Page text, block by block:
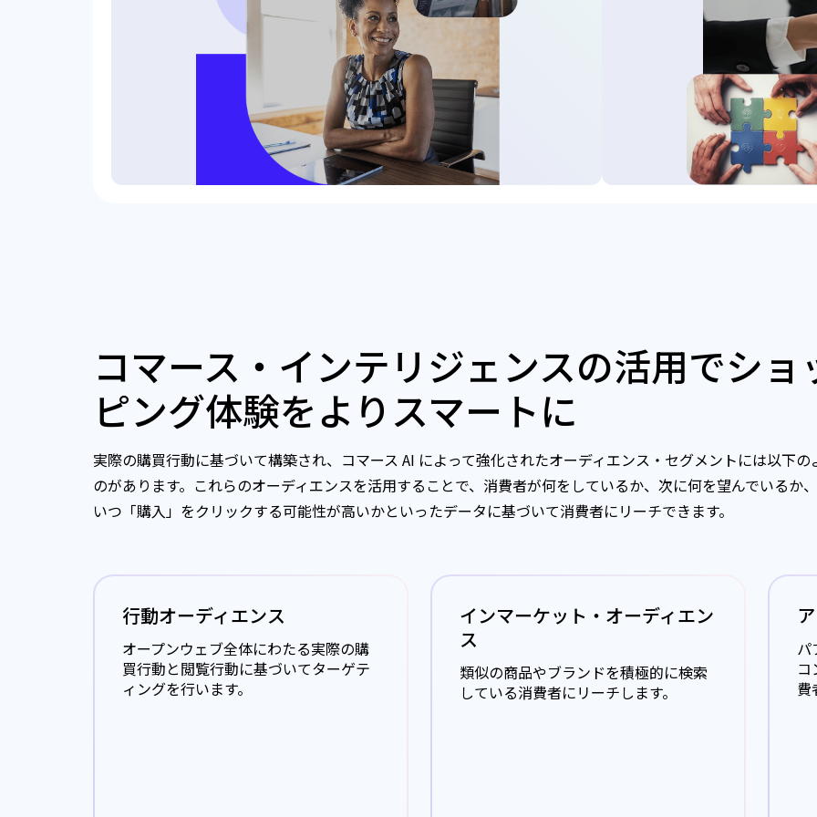
コマース・インテリジェンスの活用でショ
ピング体験をよりスマートに
実際の購買行動に基づいて構築され、コマース AI によって強化されたオーディエンス・セグメントには以下の
のがあります。これらのオーディエンスを活用することで、消費者が何をしているか、次に何を望んでいるか
いつ「購入」をクリックする可能性が高いかといったデータに基づいて消費者にリーチできます。
行動オーディエンス
オープンウェブ全体にわたる実際の購
買行動と閲覧行動に基づいてターゲテ
ィングを行います。
インマーケット・オーディエン
ス
類似の商品やブランドを積極的に検索
している消費者にリーチします。
パ
費